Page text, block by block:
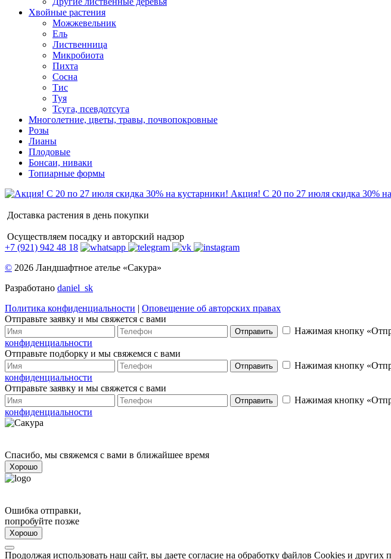
Хвойные растения
Можжевельник
Ель
Лиственница
Микробиота
Пихта
Сосна
Тис
Туя
Тсуга, псевдотсуга
Многолетние, цветы, травы, почвопокровные
Розы
Лианы
Плодовые
Бонсаи, ниваки
Топиарные формы
Акция! С 20 по 27 июля скидка 30%
Доставка растения в день покупки
Осуществляем посадку и авторский надзор
+7 (921) 942 48 18
© 2026 Ландшафтное ателье «Сакура»
Разработано daniel_sk
Политика конфиденциальности | Оповещение об авторских правах
Отправьте заявку и мы свяжется с вами
Отправить Нажимая кнопку
конфиденциальности
Отправьте подборку и мы свяжемся с вами
Отправить Нажимая кнопку
конфиденциальности
Отправьте заявку и мы свяжется с вами
Отправить Нажимая кнопку
конфиденциальности
Спасибо, мы свяжемся с вами в ближайшее время
Хорошо
Ошибка отправки,
попробуйте позже
Хорошо
Продолжая использовать наш сайт, вы даете согласие на обработку файлов Cookies и других